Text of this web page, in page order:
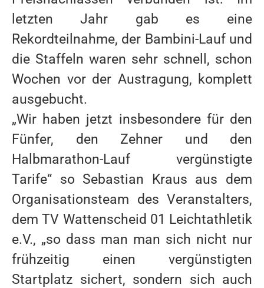
VEREIN
ATHLETEN
TRAINER
REKORDE
MITGLIEDSCHAFT
GESCHICHTE
SPORTANGEBOT
NACHWUCHS
letzten Jahr gab es eine
Rekordteilnahme, der Bambini-Lauf und
die Staffeln waren sehr schnell, schon
Wochen vor der Austragung, komplett
ausgebucht.
„Wir haben jetzt insbesondere für den
Fünfer, den Zehner und den
Halbmarathon-Lauf vergünstigte
Tarife“ so Sebastian Kraus aus dem
Organisationsteam des Veranstalters,
dem TV Wattenscheid 01 Leichtathletik
e.V., „so dass man man sich nicht nur
frühzeitig einen vergünstigten
Startplatz sichert, sondern sich auch